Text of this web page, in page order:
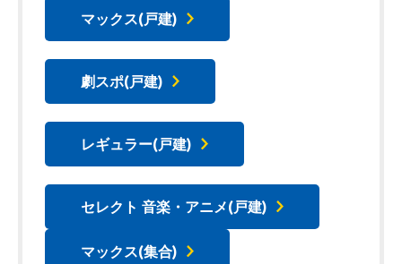
マックス(戸建)
劇スポ(戸建)
レギュラー(戸建)
セレクト 音楽・アニメ(戸建)
マックス(集合)